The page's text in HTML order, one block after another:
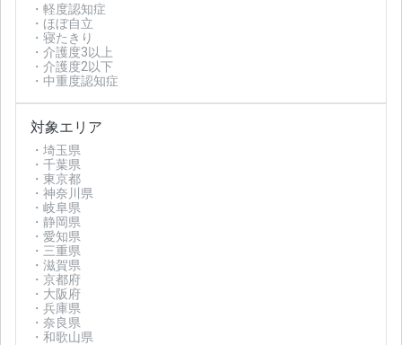
・軽度認知症
・ほぼ自立
・寝たきり
・介護度3以上
・介護度2以下
・中重度認知症
対象エリア
・埼玉県
・千葉県
・東京都
・神奈川県
・岐阜県
・静岡県
・愛知県
・三重県
・滋賀県
・京都府
・大阪府
・兵庫県
・奈良県
・和歌山県